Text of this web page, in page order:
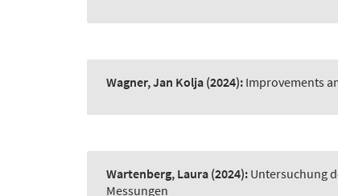
Wagner, Jan Kolja (2024): Improvements
Wartenberg, Laura (2024): Untersuchung
Messungen